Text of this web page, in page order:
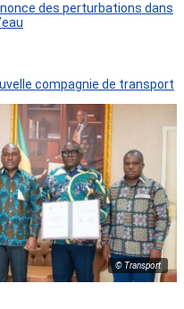
des perturbations dans
compagnie de transport
© Transport